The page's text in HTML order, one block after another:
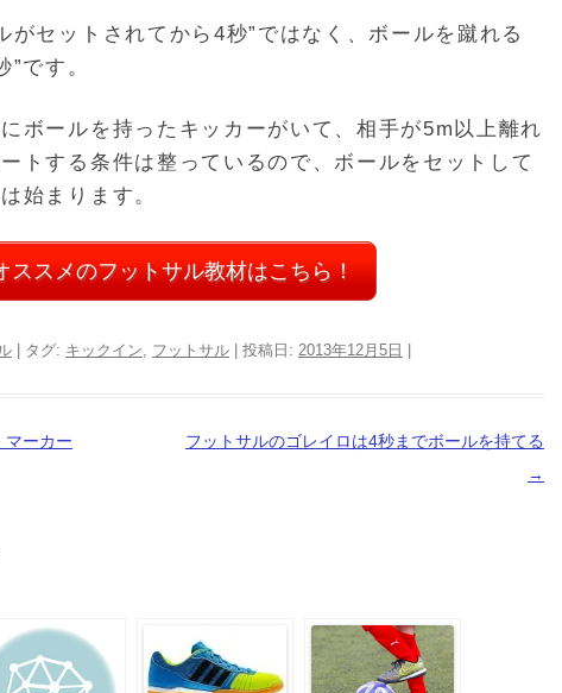
がセットされてから4秒”ではなく、ボールを蹴れる
です。
ボールを持ったキッカーがいて、相手が5m以上離れ
トする条件は整っているので、ボールをセットして
始まります。
ススメのフットサル教材はこちら！
| タグ: キックイン, フットサル | 投稿日: 2013年12月5日
マーカー
フットサルのゴレイロは4秒までボールを持てる
→